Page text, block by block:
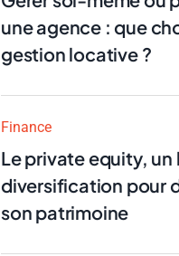
une agence : que
gestion locative ?
Finance
Le private equity, un
diversification pour
son patrimoine